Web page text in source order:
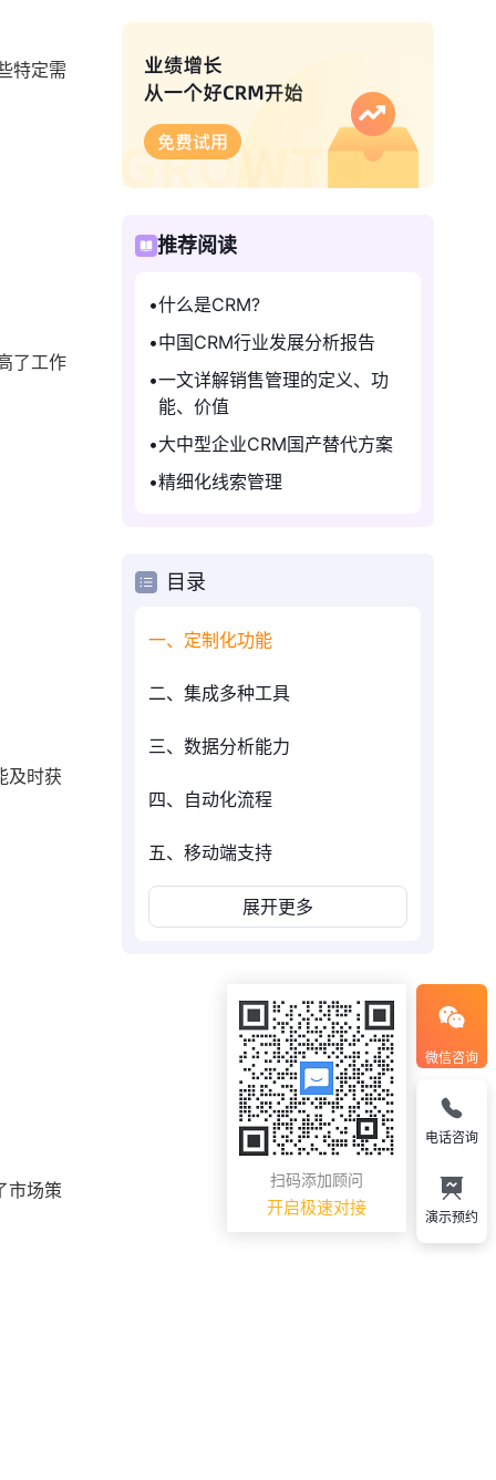
特定需
了工作
及时获
市场策
推荐阅读
什么是CRM?
中国CRM行业发展分析报告
一文详解销售管理的定义、功
能、价值
大中型企业CRM国产替代方案
精细化线索管理
目录
一、定制化功能
二、集成多种工具
三、数据分析能力
四、自动化流程
五、移动端支持
展开更多
微信咨询
扫码添加顾问
开启极速对接
电话咨询
演示预约